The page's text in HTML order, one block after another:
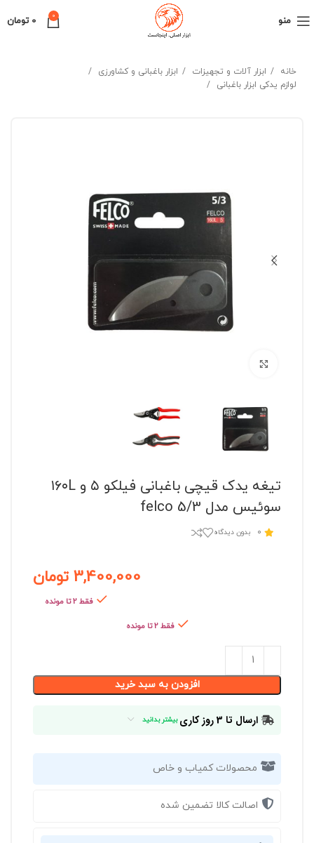
منو 0
0 تومان
خانه ابزار آلات و تجهیزات
ابزار باغبانی و کشاورزی
لوازم یدکی ابزار باغبانی
تیغه یدک قیچی باغبانی فیلکو ۵ و ۱۶۰L
سوئیس مدل felco 5/3
0 بدون دیدگاه
3,400,000 تومان
فقط 2 تا مونده
فقط 2 تا مونده
افزودن به سبد خرید
ارسال تا 3 روز کاری بیشتر بدانید
محصولات کمیاب و خاص
اصالت کالا تضمین شده